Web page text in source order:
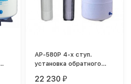
AP-580P 4-х ступ.
установка обратного
22 230 ₽